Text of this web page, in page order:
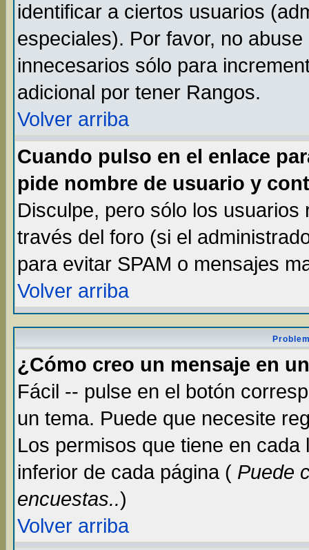
identificar a ciertos usuarios
especiales). Por favor, no
innecesarios sólo para
adicional por tener Rangos.
Volver arriba
Cuando pulso en el enlace
pide nombre de usuario y
Disculpe, pero sólo los
través del foro (si el
para evitar SPAM o mensajes
Volver arriba
¿Cómo creo un mensaje en
Fácil -- pulse en el botón
un tema. Puede que necesite
Los permisos que tiene en
inferior de cada página ( Puede
encuestas..)
Volver arriba